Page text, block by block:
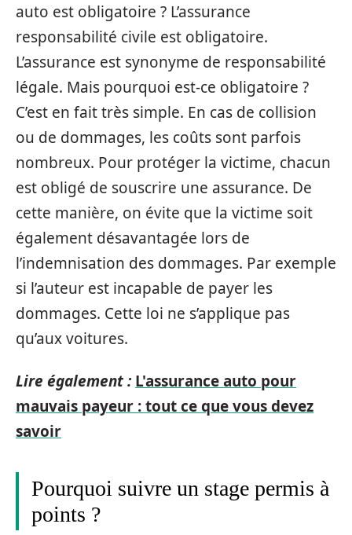
auto est obligatoire ? L’assurance
responsabilité civile est obligatoire.
L’assurance est synonyme de responsabilité
légale. Mais pourquoi est-ce obligatoire ?
C’est en fait très simple. En cas de collision
ou de dommages, les coûts sont parfois
nombreux. Pour protéger la victime, chacun
est obligé de souscrire une assurance. De
cette manière, on évite que la victime soit
également désavantagée lors de
l’indemnisation des dommages. Par exemple
si l’auteur est incapable de payer les
dommages. Cette loi ne s’applique pas
qu’aux voitures.
Lire également : L'assurance auto pour
mauvais payeur : tout ce que vous devez
savoir
Pourquoi suivre un stage permis à
points ?